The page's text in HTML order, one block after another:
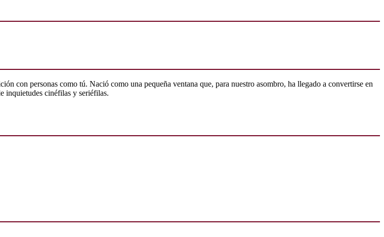
con personas como tú. Nació como una pequeña ventana que, para nuestro asombro, ha llegado a convertirse en
inquietudes cinéfilas y seriéfilas.